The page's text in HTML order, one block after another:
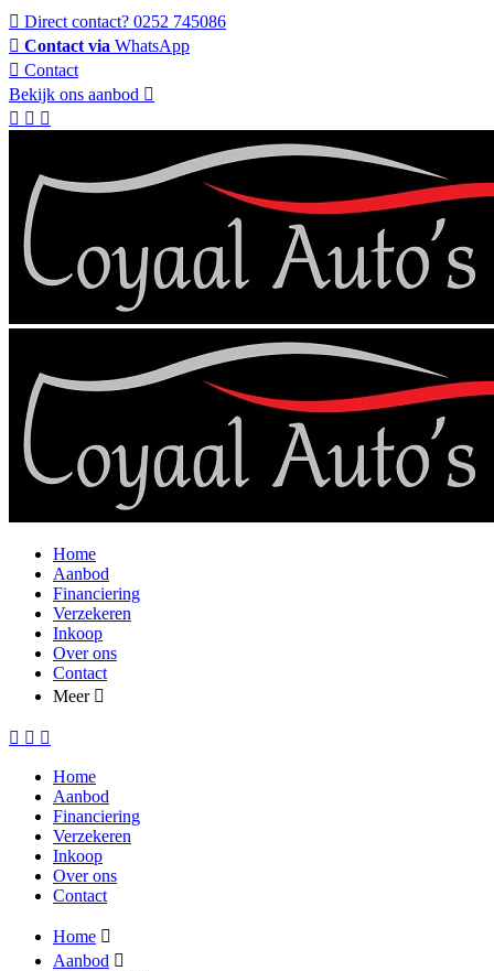
Direct contact? 0252 745086
Contact via WhatsApp
Contact
Bekijk ons aanbod
Home
Aanbod
Financiering
Verzekeren
Inkoop
Over ons
Contact
Meer
Home
Aanbod
Financiering
Verzekeren
Inkoop
Over ons
Contact
Home
Aanbod